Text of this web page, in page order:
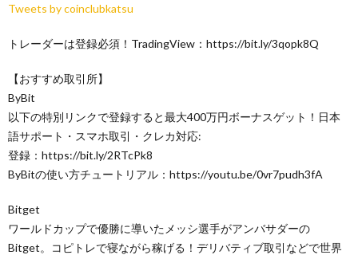
Tweets by coinclubkatsu
トレーダーは登録必須！TradingView：https://bit.ly/3qopk8Q
【おすすめ取引所】
ByBit
以下の特別リンクで登録すると最大400万円ボーナスゲット！日本
語サポート・スマホ取引・クレカ対応:
登録：https://bit.ly/2RTcPk8
ByBitの使い方チュートリアル：https://youtu.be/0vr7pudh3fA
Bitget
ワールドカップで優勝に導いたメッシ選手がアンバサダーの
Bitget。コピトレで寝ながら稼げる！デリバティブ取引などで世界